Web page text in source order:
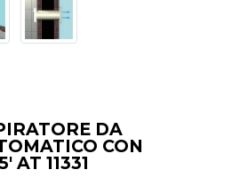
DA
CON
AT 11331